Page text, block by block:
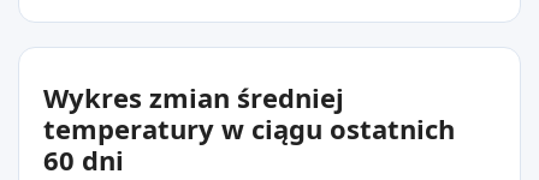
Wykres zmian średniej
temperatury w ciągu ostatnich
60 dni